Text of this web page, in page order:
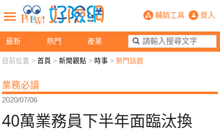
最新 熱門 產業
40萬業務員下半年面臨汰換潮 選
輔銷工具 登入
新聞觀點 業務交流 好險懂生活
退休先準備 好險學堂 輔銷工具 活動專區
目前位置 >首頁 >新聞觀點 > 時事 >熱門話題
業務必讀
2020/07/06
40萬業務員下半年面臨汰換